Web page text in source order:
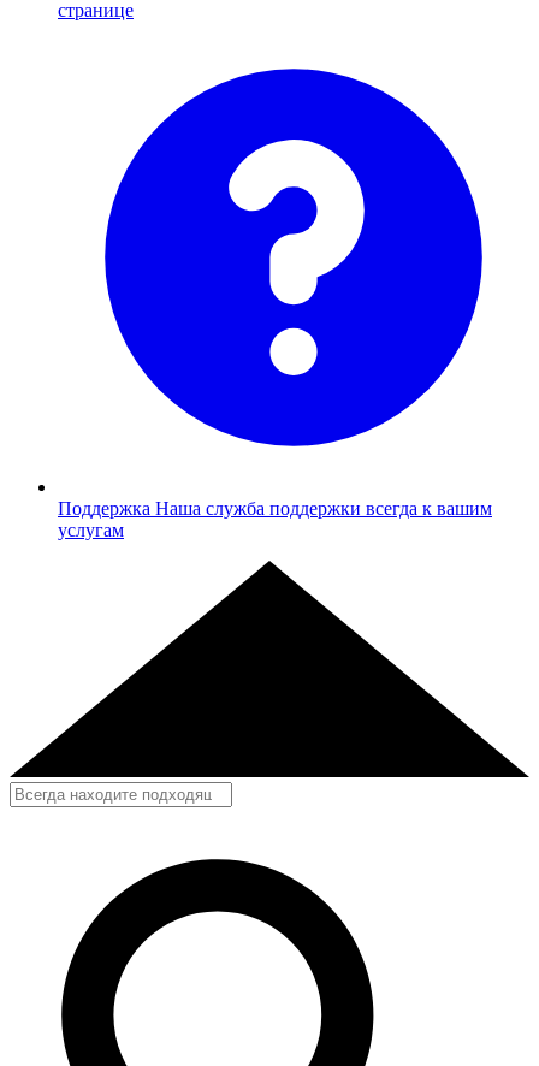
странице
Поддержка Наша служба поддержки всегда к вашим
услугам